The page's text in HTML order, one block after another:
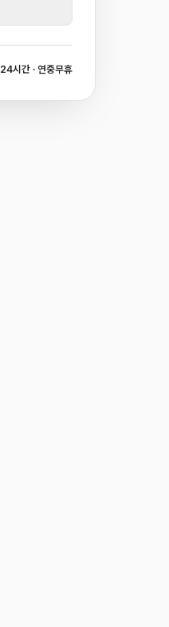
24시간 · 연중무휴